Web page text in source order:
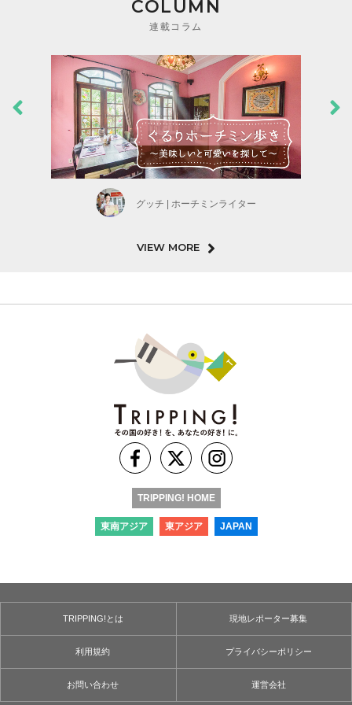
COLUMN
連載コラム
グッチ | ホーチミンライター
VIEW MORE
TRIPPING! HOME
東南アジア 東アジア JAPAN
TRIPPING!とは 現地レポーター募集
利用規約 プライバシーポリシー
お問い合わせ 運営会社